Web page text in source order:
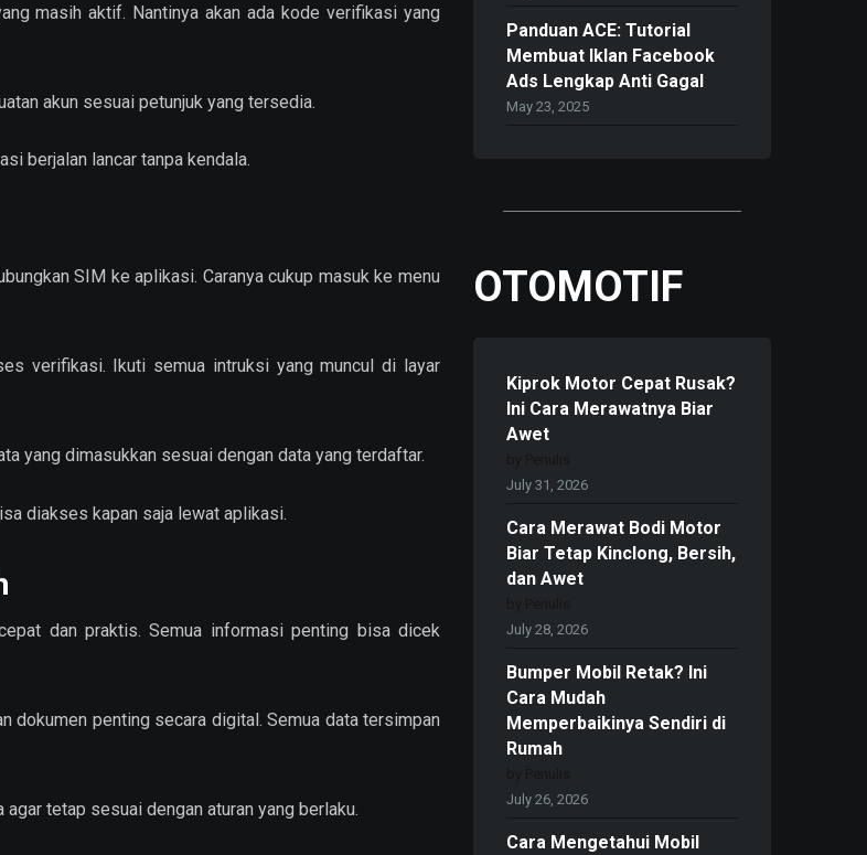
masih aktif. Nantinya akan ada kode verifikasi yang
akun sesuai petunjuk yang tersedia.
berjalan lancar tanpa kendala.
SIM ke aplikasi. Caranya cukup masuk ke menu
verifikasi. Ikuti semua intruksi yang muncul di layar
yang dimasukkan sesuai dengan data yang terdaftar.
diakses kapan saja lewat aplikasi.
dan praktis. Semua informasi penting bisa dicek
dokumen penting secara digital. Semua data tersimpan
tetap sesuai dengan aturan yang berlaku.
Panduan ACE: Tutorial
Membuat Iklan Facebook
Ads Lengkap Anti Gagal
May 23, 2025
OTOMOTIF
Kiprok Motor Cepat Rusak?
Ini Cara Merawatnya Biar
Awet
July 31, 2026
Cara Merawat Bodi Motor
Biar Tetap Kinclong, Bersih,
dan Awet
July 28, 2026
Bumper Mobil Retak? Ini
Cara Mudah
Memperbaikinya Sendiri di
Rumah
July 26, 2026
Cara Mengetahui Mobil